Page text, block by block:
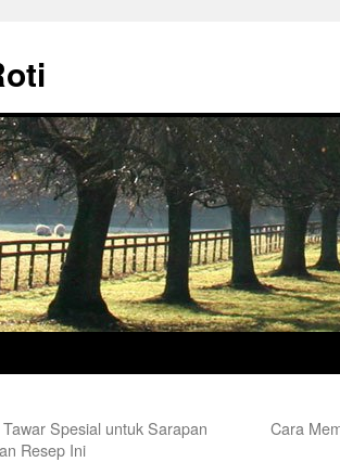
Spesial untuk Sarapan
Resep Ini
Cara